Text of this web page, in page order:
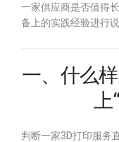
一家供应商是否值得
备上的实践经验进行说
一、什么
上
判断一家3D打印服务